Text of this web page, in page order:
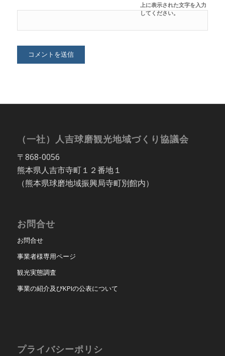
上に表示された文字を入力
してください。
（一社）人吉球磨観光地域づくり協議会
〒868-0056
熊本県人吉市寺町１２番地１
（熊本県球磨地域振興局寺町別館内）
お問合せ
お問合せ
事業者様専用ページ
観光実態調査
事業の紹介及びKPIの公表について
プライバシーポリシ